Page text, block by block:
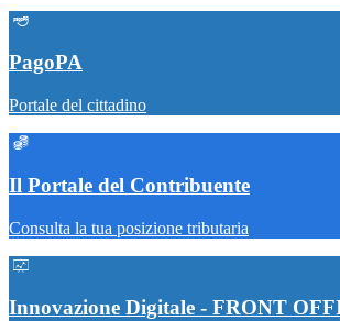
PagoPA
Portale del cittadino
Il Portale del Contribuente
Consulta la tua posizione tributaria
Innovazione Digitale - FRONT